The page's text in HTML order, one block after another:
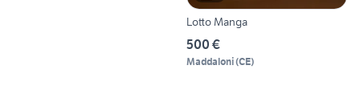
Lotto Manga
500 €
Maddaloni(CE)